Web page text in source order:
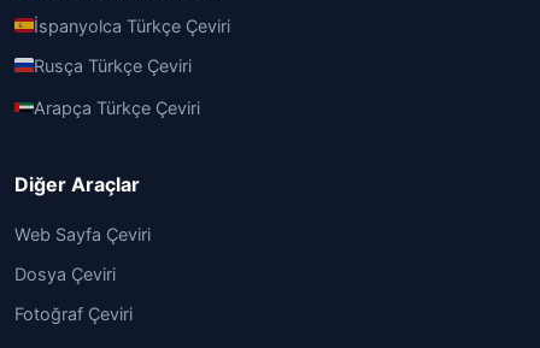
İspanyolca Türkçe Çeviri
Rusça Türkçe Çeviri
Arapça Türkçe Çeviri
Diğer Araçlar
Web Sayfa Çeviri
Dosya Çeviri
Fotoğraf Çeviri